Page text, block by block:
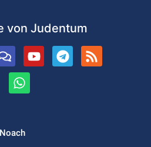
von Judentum